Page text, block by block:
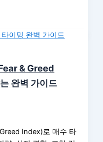
& Greed
완벽 가이드
Index)로 매수 타